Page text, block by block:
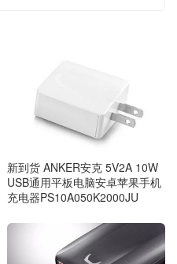
新到货 ANKER安克 5V2A 10W
USB通用平板电脑安卓苹果手机
充电器PS10A050K2000JU